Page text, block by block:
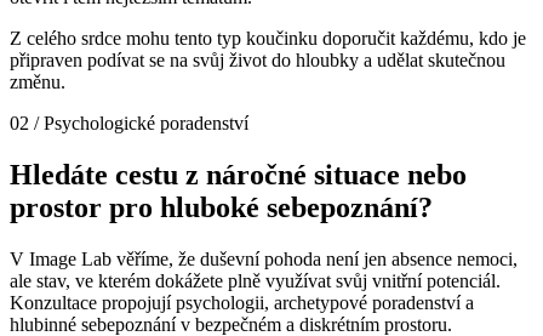
Z celého srdce mohu tento typ koučinku doporučit každému, kdo je
připraven podívat se na svůj život do hloubky a udělat skutečnou
změnu.
02 / Psychologické poradenství
Hledáte cestu z náročné situace nebo
prostor pro hluboké sebepoznání?
V Image Lab věříme, že duševní pohoda není jen absence nemoci,
ale stav, ve kterém dokážete plně využívat svůj vnitřní potenciál.
Konzultace propojují psychologii, archetypové poradenství a
hlubinné sebepoznání v bezpečném a diskrétním prostoru.